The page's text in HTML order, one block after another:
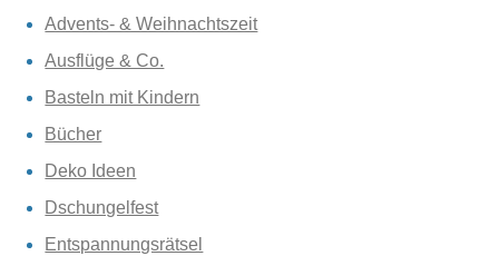
Advents- & Weihnachtszeit
Ausflüge & Co.
Basteln mit Kindern
Bücher
Deko Ideen
Dschungelfest
Entspannungsrätsel